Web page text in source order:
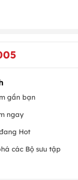
gần bạn
ngay
Hot
các Bộ sưu tập